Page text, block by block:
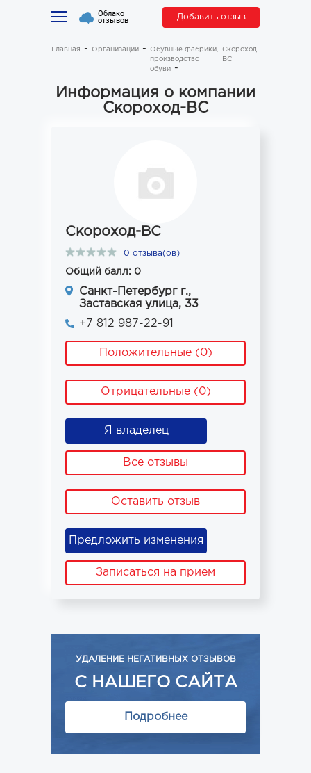
Облако
отзывов Добавить отзыв
Главная Организации
Обувные фабрики,
производство
обуви
Скороход-
ВС
Информация о компании
Скороход-ВС
Скороход-ВС
0 отзыва(ов)
Общий балл: 0
Санкт-Петербург г.,
Заставская улица, 33
+7 812 987-22-91
Положительные (0)
Отрицательные (0)
Я владелец
Все отзывы
Оставить отзыв
Предложить изменения
Записаться на прием
УДАЛЕНИЕ НЕГАТИВНЫХ ОТЗЫВОВ
С НАШЕГО САЙТА
Подробнее